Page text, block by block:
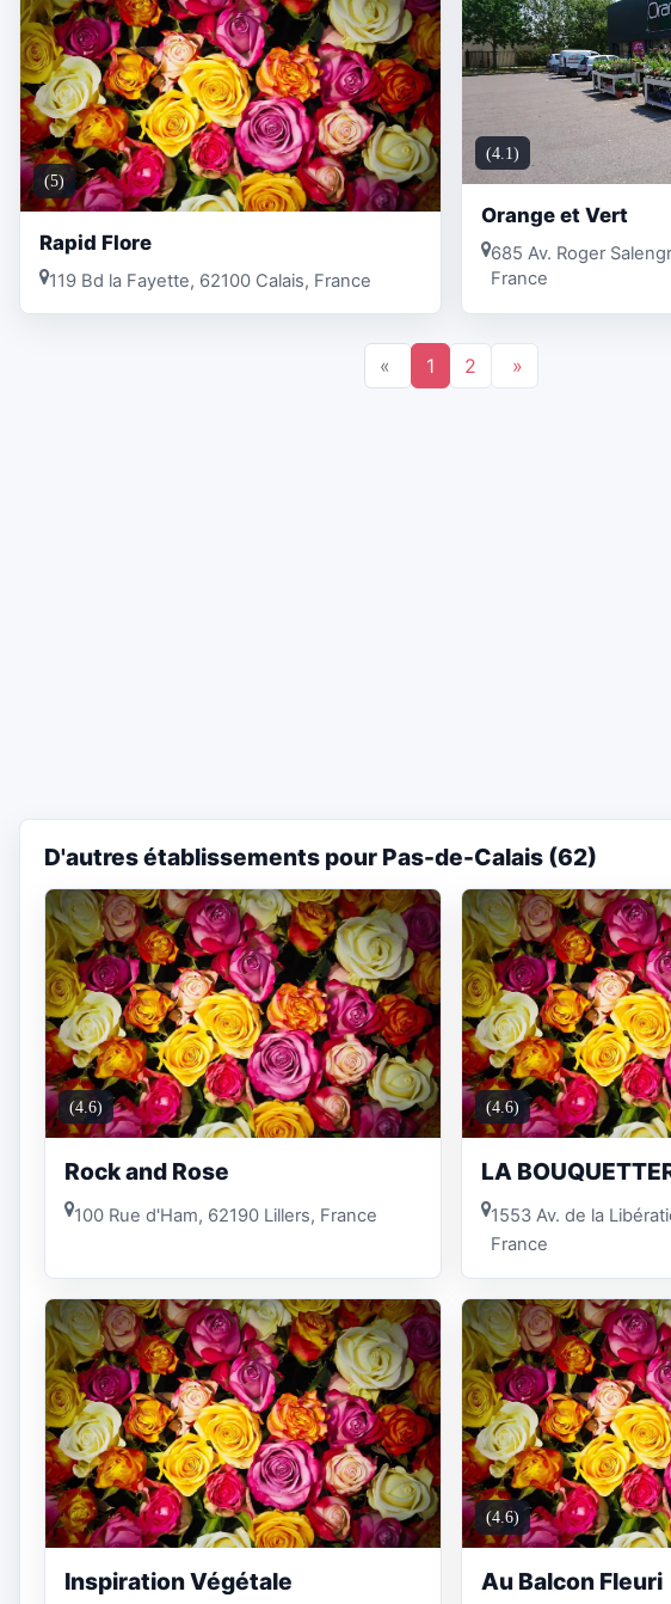
(5)
Rapid Flore
119 Bd la Fayette, 62100 Calais, France
(4.1)
Orange et Vert
685 Av. Roger
France
« 1 2 »
D'autres établissements pour Pas-de-Calais (62)
(4.6)
Rock and Rose
100 Rue d'Ham, 62190 Lillers, France
(4.6)
LA
1553 Av. de la
France
Inspiration Végétale
(4.6)
Au Balcon Fleuri